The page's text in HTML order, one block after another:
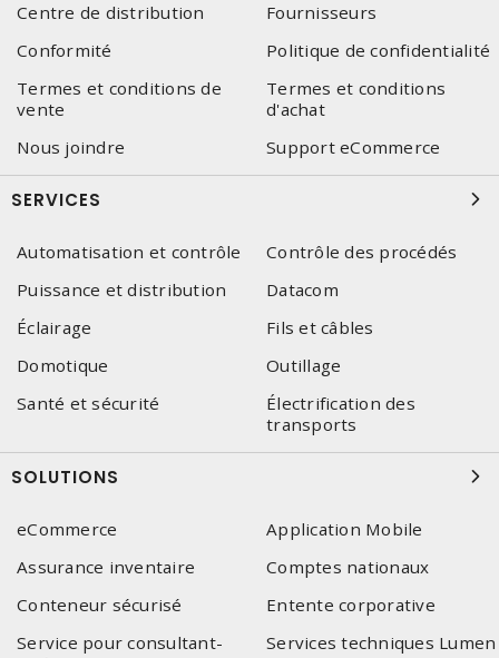
Centre de distribution
Fournisseurs
Conformité
Politique de confidentialité
Termes et conditions de
vente
Termes et conditions
d'achat
Nous joindre
Support eCommerce
SERVICES
Automatisation et contrôle
Contrôle des procédés
Puissance et distribution
Datacom
Éclairage
Fils et câbles
Domotique
Outillage
Santé et sécurité
Électrification des
transports
SOLUTIONS
eCommerce
Application Mobile
Assurance inventaire
Comptes nationaux
Conteneur sécurisé
Entente corporative
Service pour consultant-
Services techniques Lumen